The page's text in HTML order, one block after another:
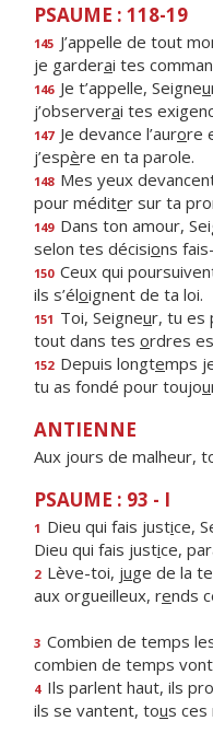
PSAUME : 118-19
145 J’appelle de tout
je garderai tes
146 Je t’appelle, Seigneu
j’observerai tes
147 Je devance l’aurore
j’espère en ta parole.
148 Mes yeux
pour méditer sur ta
149 Dans ton amour,
selon tes décisions
150 Ceux qui
ils s’éloignent de ta loi.
151 Toi, Seigneur, tu es
tout dans tes ordres
152 Depuis longtemps
tu as fondé pour toujou
ANTIENNE
Aux jours de malheur,
PSAUME : 93 - I
1 Dieu qui fais justice,
Dieu qui fais justice,
2 Lève-toi, juge de la
aux orgueilleux, rends
3 Combien de temps
combien de temps
4 Ils parlent haut, ils
ils se vantent, tous ces